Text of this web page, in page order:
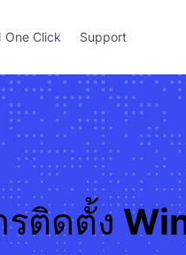
One Click Support
ติดตั้ง